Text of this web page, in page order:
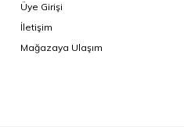
Üye Girişi
İletişim
Mağazaya Ulaşım